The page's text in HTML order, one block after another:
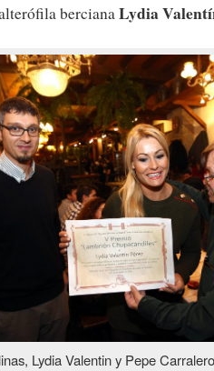
bercianaLydia
Lydia Valentin y Pepe